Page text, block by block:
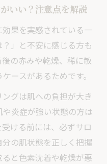
いい？注意点を解説
果を実感されている一
」と不安に感じる方も
の赤みや乾燥、稀に敏
ースがあるためです。
グは肌への負担が大き
炎症が強い状態の方は
ける前には、必ずサロ
の肌状態を正しく把握
と色素沈着や乾燥が悪